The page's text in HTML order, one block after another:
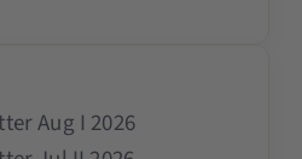
Aug I 2026